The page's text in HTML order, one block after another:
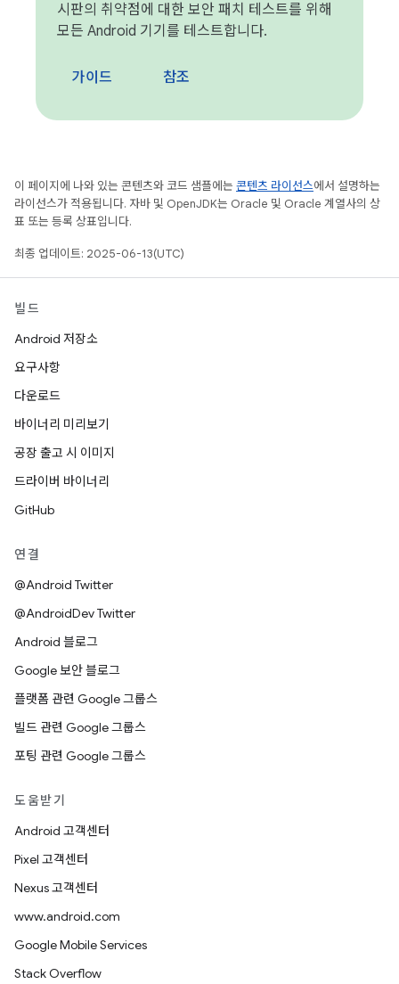
시판의 취약점에 대한 보안 패치 테스트를 위해
모든 Android 기기를 테스트합니다.
가이드 참조
이 페이지에 나와 있는 콘텐츠와 코드 샘플에는 콘텐츠 라이선스에서 설명하는
라이선스가 적용됩니다. 자바 및 OpenJDK는 Oracle 및 Oracle 계열사의 상
표 또는 등록 상표입니다.
최종 업데이트: 2025-06-13(UTC)
빌드
Android 저장소
요구사항
다운로드
바이너리 미리보기
공장 출고 시 이미지
드라이버 바이너리
GitHub
연결
@Android Twitter
@AndroidDev Twitter
Android 블로그
Google 보안 블로그
플랫폼 관련 Google 그룹스
빌드 관련 Google 그룹스
포팅 관련 Google 그룹스
도움받기
Android 고객센터
Pixel 고객센터
Nexus 고객센터
www.android.com
Google Mobile Services
Stack Overflow